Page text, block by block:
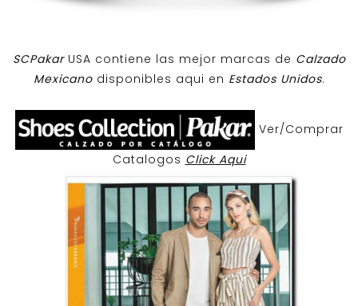
SCPakar USA contiene las mejor marcas de Calzado
Mexicanodisponibles aqui en Estados Unidos.
Ver/Comprar
Catalogos Click Aqui